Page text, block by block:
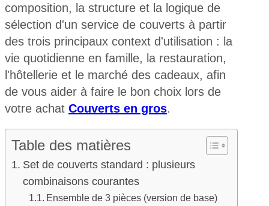
composition, la structure et la logique de
sélection d'un service de couverts à partir
des trois principaux context d'utilisation : la
vie quotidienne en famille, la restauration,
l'hôtellerie et le marché des cadeaux, afin
de vous aider à faire le bon choix lors de
votre achat Couverts en gros.
Table des matières
Set de couverts standard : plusieurs
combinaisons courantes
Ensemble de 3 pièces (version de base)